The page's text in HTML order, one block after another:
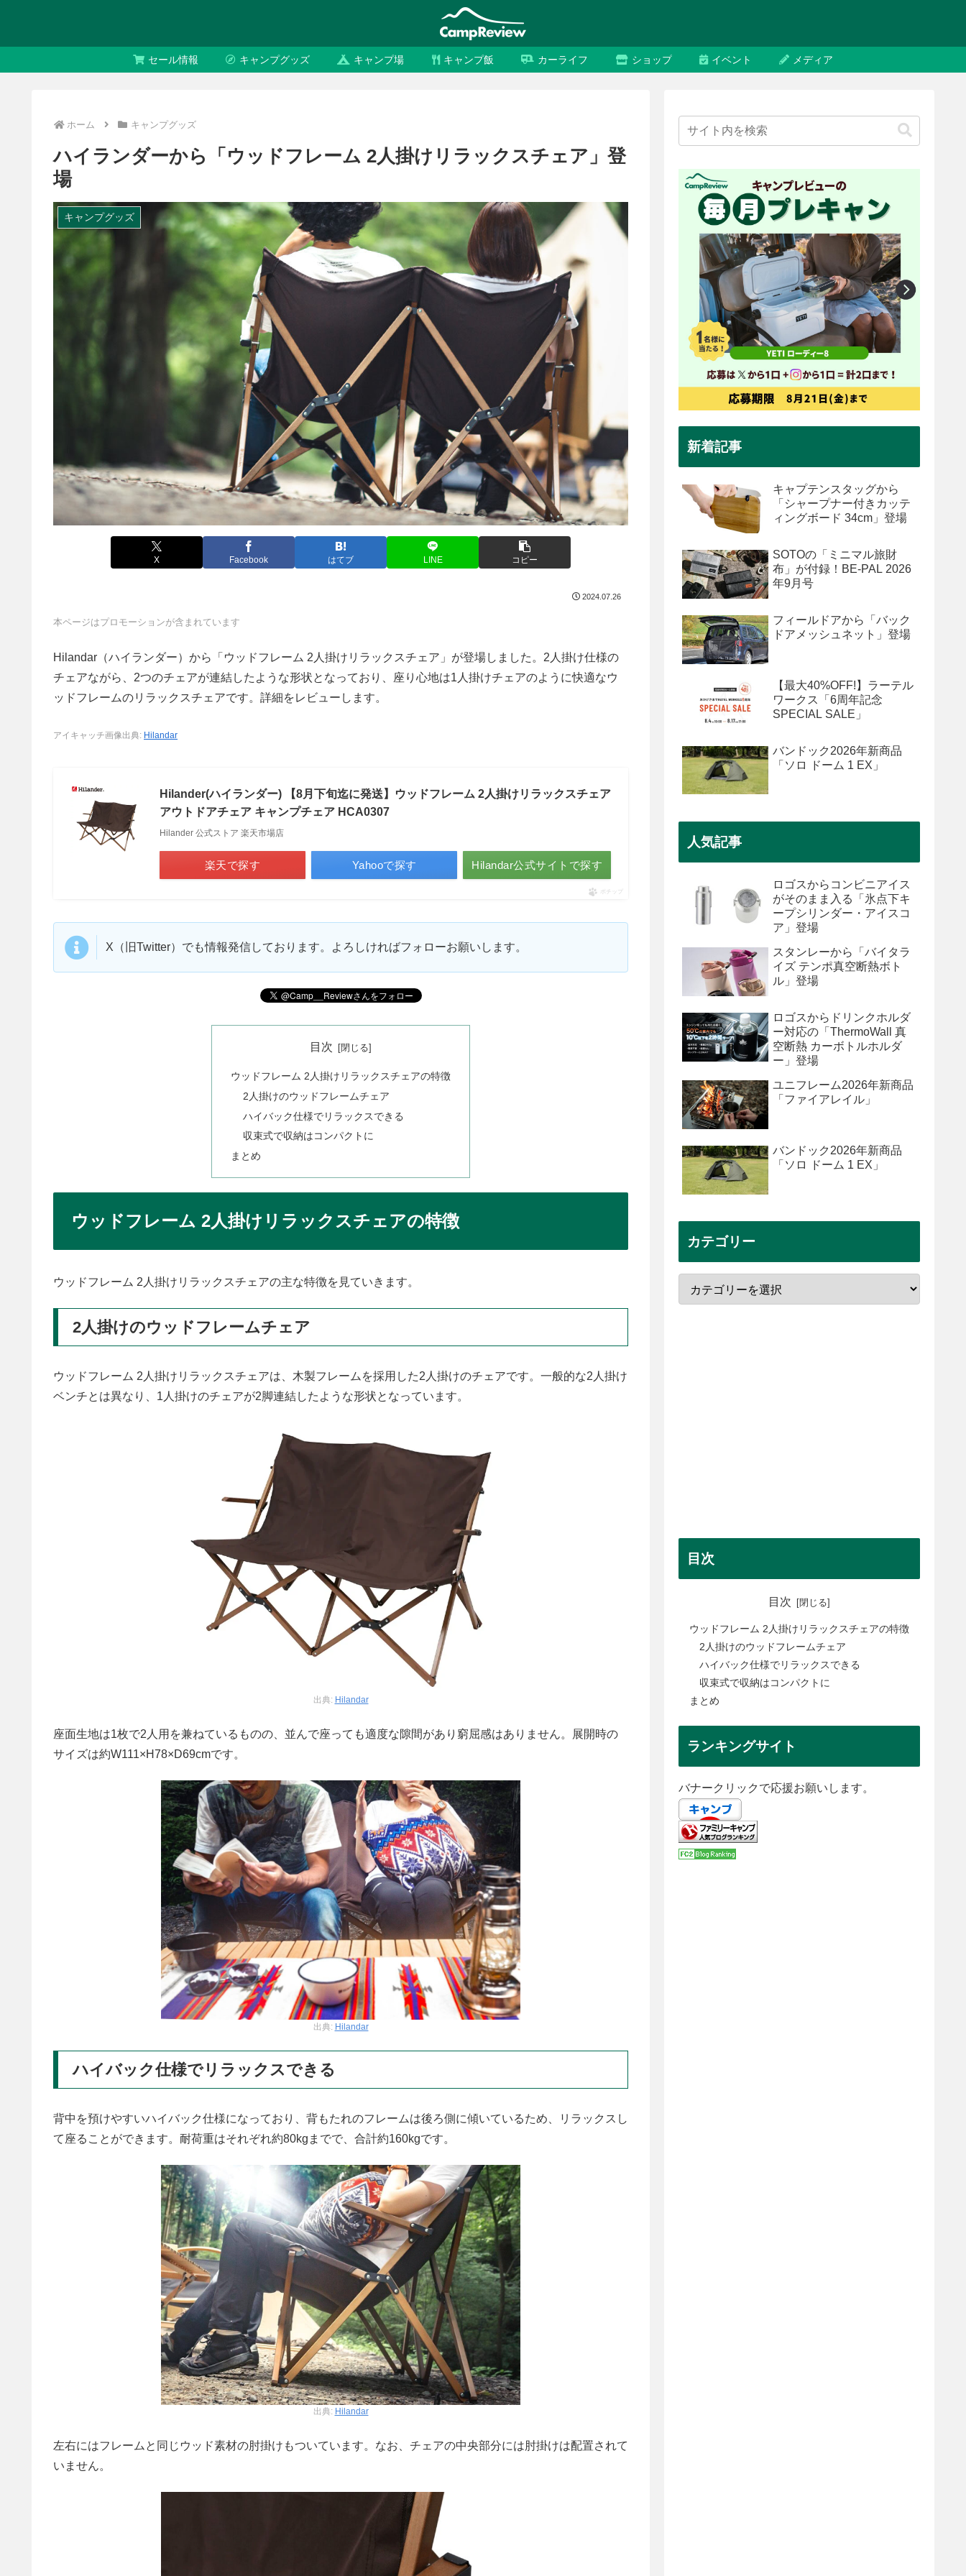
セール情報 キャンプグッズ キャンプ場 キャンプ飯 カーライフ ショップ イベント メディア
ホーム キャンプグッズ
ハイランダーから「ウッドフレーム 2人掛けリラックスチェア」登
場
キャンプグッズ
X Facebook はてブ LINE コピー
2024.07.26
本ページはプロモーションが含まれています
Hilandar（ハイランダー）から「ウッドフレーム 2人掛けリラックスチェア」が登場しました。2人掛け仕様の
チェアながら、2つのチェアが連結したような形状となっており、座り心地は1人掛けチェアのように快適なウ
ッドフレームのリラックスチェアです。詳細をレビューします。
アイキャッチ画像出典: Hilandar
Hilander(ハイランダー) 【8月下旬迄に発送】ウッドフレーム 2人掛けリラックスチェア
アウトドアチェア キャンプチェア HCA0307
Hilander 公式ストア 楽天市場店
楽天で探す Yahooで探す Hilandar公式サイトで探す
ポチップ
X（旧Twitter）でも情報発信しております。よろしければフォローお願いします。
目次
ウッドフレーム 2人掛けリラックスチェアの特徴
2人掛けのウッドフレームチェア
ハイバック仕様でリラックスできる
収束式で収納はコンパクトに
まとめ
ウッドフレーム 2人掛けリラックスチェアの特徴
ウッドフレーム 2人掛けリラックスチェアの主な特徴を見ていきます。
2人掛けのウッドフレームチェア
ウッドフレーム 2人掛けリラックスチェアは、木製フレームを採用した2人掛けのチェアです。一般的な2人掛け
ベンチとは異なり、1人掛けのチェアが2脚連結したような形状となっています。
出典: Hilandar
座面生地は1枚で2人用を兼ねているものの、並んで座っても適度な隙間があり窮屈感はありません。展開時の
サイズは約W111×H78×D69cmです。
出典: Hilandar
ハイバック仕様でリラックスできる
背中を預けやすいハイバック仕様になっており、背もたれのフレームは後ろ側に傾いているため、リラックスし
て座ることができます。耐荷重はそれぞれ約80kgまでで、合計約160kgです。
出典: Hilandar
左右にはフレームと同じウッド素材の肘掛けもついています。なお、チェアの中央部分には肘掛けは配置されて
いません。
新着記事
キャプテンスタッグから
「シャープナー付きカッテ
ィングボード 34cm」登場
SOTOの「ミニマル旅財
布」が付録！BE-PAL 2026
年9月号
フィールドアから「バック
ドアメッシュネット」登場
【最大40%OFF!】ラーテル
ワークス「6周年記念
SPECIAL SALE」
バンドック2026年新商品
「ソロ ドーム 1 EX」
人気記事
ロゴスからコンビニアイス
がそのまま入る「氷点下キ
ープシリンダー・アイスコ
ア」登場
スタンレーから「バイタラ
イズ テンポ真空断熱ボト
ル」登場
ロゴスからドリンクホルダ
ー対応の「ThermoWall 真
空断熱 カーボトルホルダ
ー」登場
ユニフレーム2026年新商品
「ファイアレイル」
バンドック2026年新商品
「ソロ ドーム 1 EX」
カテゴリー
目次
目次
ウッドフレーム 2人掛けリラックスチェアの特徴
2人掛けのウッドフレームチェア
ハイバック仕様でリラックスできる
収束式で収納はコンパクトに
まとめ
ランキングサイト
バナークリックで応援お願いします。